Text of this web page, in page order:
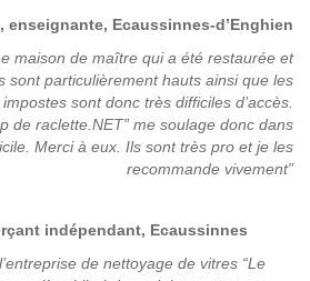
enseignante, Ecaussinnes-d’Enghien
maison de maître qui a été restaurée et
sont particulièrement hauts ainsi que les
sont donc très difficiles d’accès.
de raclette.NET” me soulage donc dans
Merci à eux. Ils sont très pro et je les
recommande vivement”
indépendant, Ecaussinnes
de nettoyage de vitres “Le